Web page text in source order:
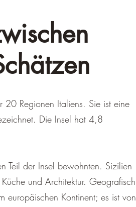
20 Regionen Italiens. Sie ist eine
Die Insel hat 4,8
Teil der Insel bewohnten. Sizilien
und Architektur. Geografisch
europäischen Kontinent; es ist von